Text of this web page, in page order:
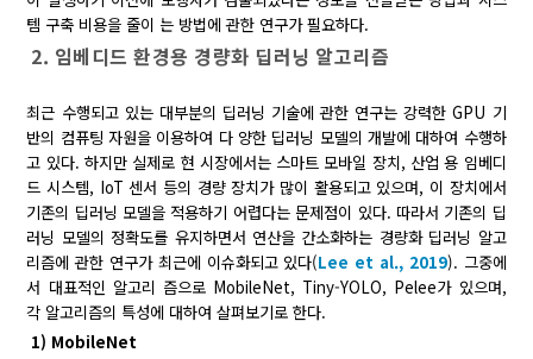
템 구축 비용을 줄이 는 방법에 관한 연구가 필요하다.
2. 임베디드 환경용 경량화 딥러닝 알고리즘
최근 수행되고 있는 대부분의 딥러닝 기술에 관한 연구는 강력한 GPU 기
반의 컴퓨팅 자원을 이용하여 다 양한 딥러닝 모델의 개발에 대하여 수행하
고 있다. 하지만 실제로 현 시장에서는 스마트 모바일 장치, 산업 용 임베디
드 시스템, IoT 센서 등의 경량 장치가 많이 활용되고 있으며, 이 장치에서
기존의 딥러닝 모델을 적용하기 어렵다는 문제점이 있다. 따라서 기존의 딥
러닝 모델의 정확도를 유지하면서 연산을 간소화하는 경량화 딥러닝 알고
리즘에 관한 연구가 최근에 이슈화되고 있다(Lee et al., 2019). 그중에
서 대표적인 알고리 즘으로 MobileNet, Tiny-YOLO, Pelee가 있으며,
각 알고리즘의 특성에 대하여 살펴보기로 한다.
1) MobileNet